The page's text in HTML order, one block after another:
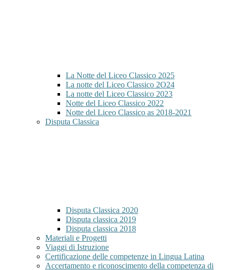
La Notte del Liceo Classico 2025
La notte del Liceo Classico 2O24
La notte del Liceo Classico 2023
Notte del Liceo Classico 2022
Notte del Liceo Classico as 2018-2021
Disputa Classica
Disputa Classica 2020
Disputa classica 2019
Disputa classica 2018
Materiali e Progetti
Viaggi di Istruzione
Certificazione delle competenze in Lingua Latina
Accertamento e riconoscimento della competenza di